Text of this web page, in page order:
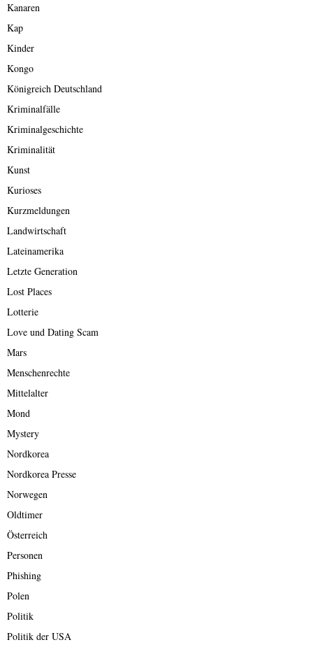
Kanaren
Kap
Kinder
Kongo
Königreich Deutschland
Kriminalfälle
Kriminalgeschichte
Kriminalität
Kunst
Kurioses
Kurzmeldungen
Landwirtschaft
Lateinamerika
Letzte Generation
Lost Places
Lotterie
Love und Dating Scam
Mars
Menschenrechte
Mittelalter
Mond
Mystery
Nordkorea
Nordkorea Presse
Norwegen
Oldtimer
Österreich
Personen
Phishing
Polen
Politik
Politik der USA